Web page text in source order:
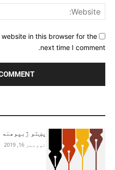
in this browser for the
next time I comment.
پښتو
نوومبر 16, 2019